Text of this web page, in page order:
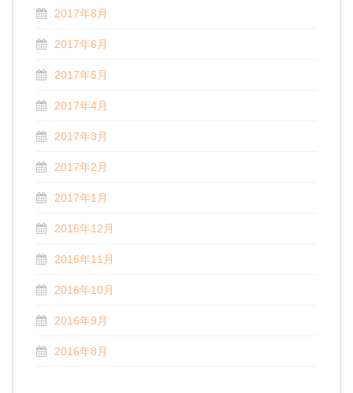
2017年8月
2017年6月
2017年5月
2017年4月
2017年3月
2017年2月
2017年1月
2016年12月
2016年11月
2016年10月
2016年9月
2016年8月